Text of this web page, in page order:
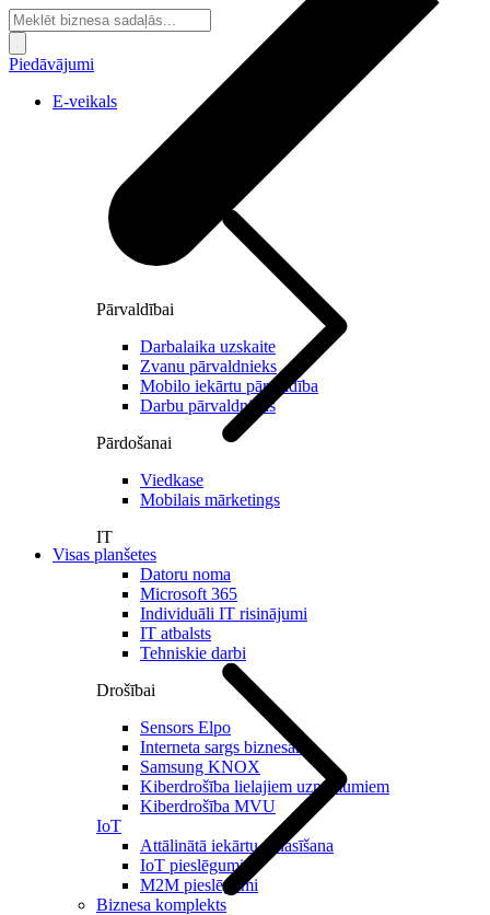
Pārvaldībai
Darbalaika uzskaite
Zvanu pārvaldnieks
Mobilo iekārtu pārvaldība
Darbu pārvaldnieks
Pārdošanai
Viedkase
Mobilais mārketings
IT
Datoru noma
Microsoft 365
Individuāli IT risinājumi
IT atbalsts
Tehniskie darbi
Drošībai
Sensors Elpo
Interneta sargs biznesam
Samsung KNOX
Kiberdrošība lielajiem uzņēmumiem
Kiberdrošība MVU
IoT
Attālinātā iekārtu nolasīšana
IoT pieslēgumi
M2M pieslēgumi
Biznesa komplekts
Piedāvājumi
E-veikals
Visas planšetes